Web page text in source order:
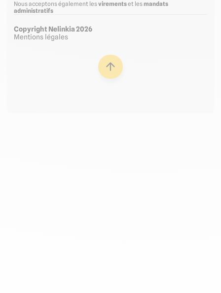
Nous acceptons également lesvirementset les mandats
administratifs
Copyright Nelinkia 2026
Mentions légales